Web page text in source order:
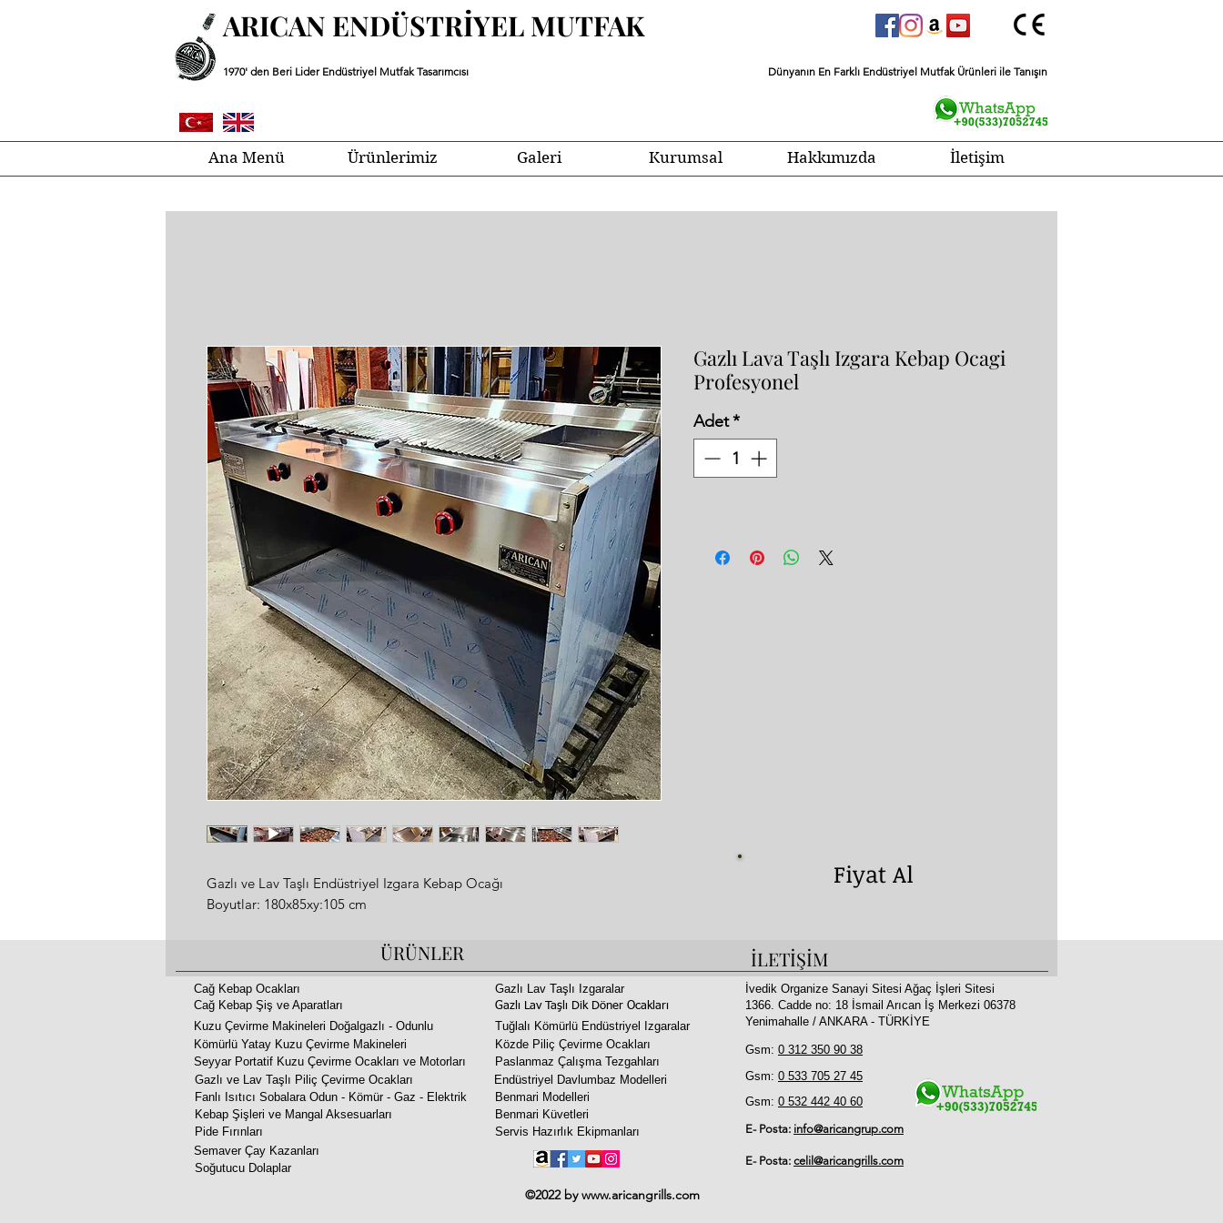
ARICAN ENDÜSTRİYEL MUTFAK
1970' den Beri Lider Endüstriyel Mutfak Tasarımcısı Dünyanın En Farklı Endüstriyel Mutfak Ürünleri ile Tanışın
Ana Menü Ürünlerimiz Galeri Kurumsal Hakkımızda İletişim
Gazlı ve Lav Taşlı Endüstriyel Izgara Kebap Ocağı
Boyutlar: 180x85xy:105 cm
- Alevlenme Yapmaz Özel Tasarım
- Adana Kebap, Şiş Kebaplar Dahil Tüm Kebapları Pişirebilirsiniz
-Içinde İsterseniz Kömürde Yakabilirsiniz
-Altında Su Koymak İçin Su Haznesi Mevcuttur
- Paslanmaz Çelik
- 2 Yıl Garanti
- Tüm Avrupaya 10 Gün İçinde Kargo
- Lpg, Propan veya Doğalgaz
- Tüm Yüzeyde Eşit Sıcaklık
Gazlı Lava Taşlı Izgara Kebap Ocagi
Profesyonel
Adet*
Fiyat Al
ÜRÜNLER İLETİŞİM
Cağ Kebap Ocakları
Gazlı Lav Taşlı Izgaralar
Cağ Kebap Şiş ve Aparatları
Gazlı Lav Taşlı Dik Döner Ocakları
Tuğlalı Kömürlü Endüstriyel Izgaralar
Kuzu Çevirme Makineleri Doğalgazlı - Odunlu
İvedik Organize Sanayi Sitesi Ağaç İşleri Sitesi
1366. Cadde no: 18 İsmail Arıcan İş Merkezi 06378
Yenimahalle / ANKARA - TÜRKİYE
Kömürlü Yatay Kuzu Çevirme Makineleri
Közde Piliç Çevirme Ocakları
Seyyar Portatif Kuzu Çevirme Ocakları ve Motorları
Paslanmaz Çalışma Tezgahları
Gazlı ve Lav Taşlı Piliç Çevirme Ocakları
Endüstriyel Davlumbaz Modelleri
Fanlı Isıtıcı Sobalara Odun - Kömür - Gaz - Elektrik
Benmari Modelleri
Kebap Şişleri ve Mangal Aksesuarları
Benmari Küvetleri
Gsm: 0 533 705 27 45
Pide Fırınları Servis Hazırlık Ekipmanları E- Posta: info@aricangrup.com
Gsm: 0 532 442 40 60
Gsm: 0 312 350 90 38
Semaver Çay Kazanları
Soğutucu Dolaplar
E- Posta: celil@aricangrills.com
©2022 bywww.aricangrills.com